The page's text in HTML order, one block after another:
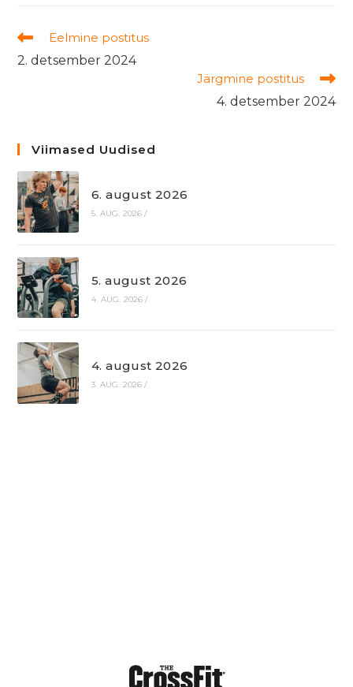
Read
more
articles
Eelmine postitus
2. detsember 2024
Järgmine postitus
4. detsember 2024
Viimased Uudised
6. august 2026
5. AUG. 2026 /
5. august 2026
4. AUG. 2026 /
4. august 2026
3. AUG. 2026 /